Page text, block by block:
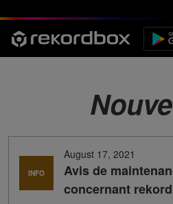
INFO
August 17, 2021
Avis de
concernant